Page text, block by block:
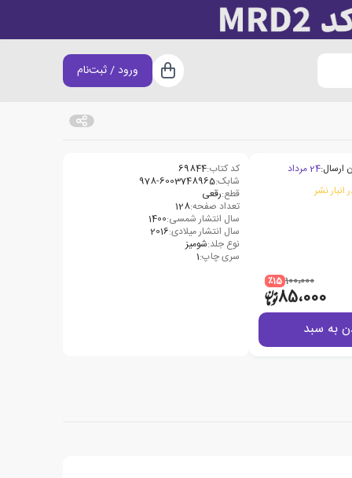
سبد خرید
ورود / ثبت‌نام
ارسال:24 مرداد
انبار نشر
100،000 ٪15
85،000
به سبد
کد کتاب:69844
شابک:978-6003748965
قطع:رقعی
تعداد صفحه:‍128
سال انتشار شمسی:1400
سال انتشار میلادی:2016
نوع جلد:شومیز
سری چاپ:1